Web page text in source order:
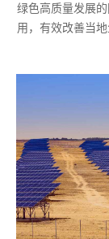
绿色高质量发展
用，有效改善当